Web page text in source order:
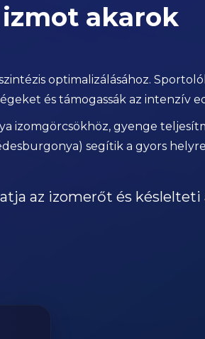
akarok
optimalizálásához.
és támogassák az intenzív
izomgörcsökhöz, gyenge
segítik a gyors
az izomerőt és késlelteti